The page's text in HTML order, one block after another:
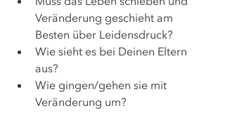
Veränderung geschieht am
Besten über Leidensdruck?
Wie sieht es bei Deinen Eltern
aus?
Wie gingen/gehen sie mit
Veränderung um?